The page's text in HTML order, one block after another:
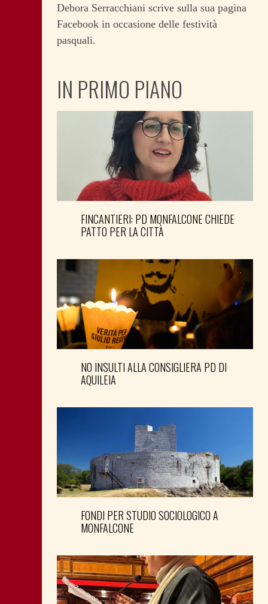
Debora Serracchiani scrive sulla sua pagina
Facebook in occasione delle festività
pasquali.
IN PRIMO PIANO
FINCANTIERI: PD MONFALCONE CHIEDE
PATTO PER LA CITTÀ
NO INSULTI ALLA CONSIGLIERA PD DI
AQUILEIA
FONDI PER STUDIO SOCIOLOGICO A
MONFALCONE